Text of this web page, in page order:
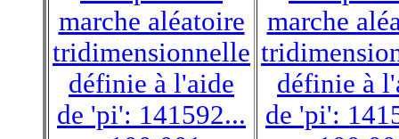
marche aléatoire
tridimensionnelle
définie à l'aide
de 'pi': 141592...
marche
définie à
de 'pi':